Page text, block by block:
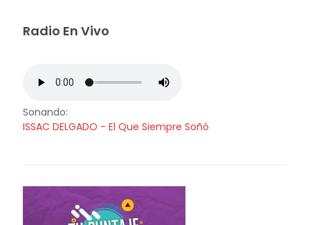
Radio En Vivo
Sonando:
ISSAC DELGADO - El Que Siempre Soñó